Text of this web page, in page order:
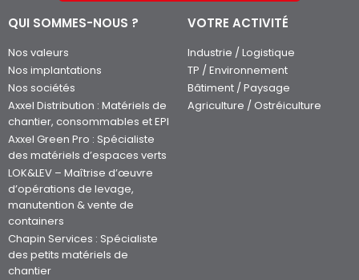
QUI SOMMES-NOUS ?
Nos valeurs
Nos implantations
Nos sociétés
Axxel Distribution : Matériels de
chantier, consommables et EPI
Axxel Green Pro : Spécialiste
des matériels d’espaces verts
LOK&LEV – Maîtrise d’œuvre
d’opérations de levage,
manutention & vente de
containers
Chapin Services : Spécialiste
des petits matériels de
chantier
VOTRE ACTIVITÉ
Industrie / Logistique
TP / Environnement
Bâtiment / Paysage
Agriculture / Ostréiculture